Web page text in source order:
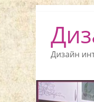
Дизайн